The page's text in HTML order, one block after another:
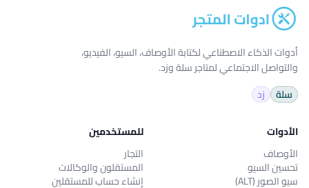
أدوات الذكاء الاصطناعي لكتابة الأوصاف، السيو، الفيديو،
والتواصل الاجتماعي لمتاجر سلة وزد.
سلة
زد
الأدوات
الأوصاف
تحسين السيو
سيو الصور (ALT)
للمستخدمين
التجار
المستقلون والوكالات
إنشاء حساب للمستقلين